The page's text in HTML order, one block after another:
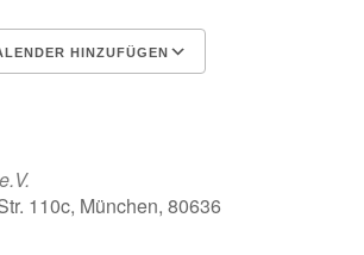
HINZUFÜGEN
110c, München, 80636